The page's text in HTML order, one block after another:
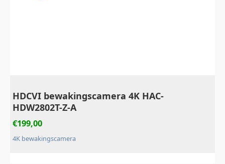
HDCVI bewakingscamera 4K HAC-
HDW2802T-Z-A
€199,00
4K bewakingscamera